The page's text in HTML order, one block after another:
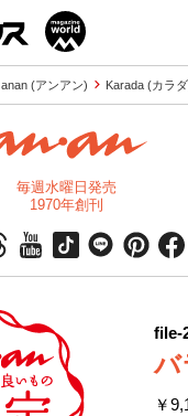
anan (アンアン) Karada (カラ
毎週水曜日発売
1970年創刊
file-
バ
￥